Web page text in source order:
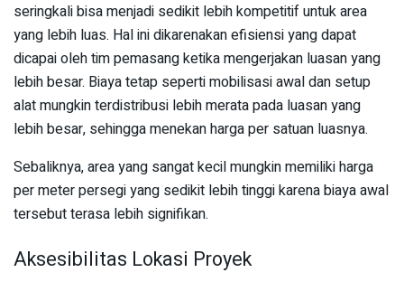
seringkali bisa menjadi sedikit lebih kompetitif untuk area
yang lebih luas. Hal ini dikarenakan efisiensi yang dapat
dicapai oleh tim pemasang ketika mengerjakan luasan yang
lebih besar. Biaya tetap seperti mobilisasi awal dan setup
alat mungkin terdistribusi lebih merata pada luasan yang
lebih besar, sehingga menekan harga per satuan luasnya.
Sebaliknya, area yang sangat kecil mungkin memiliki harga
per meter persegi yang sedikit lebih tinggi karena biaya awal
tersebut terasa lebih signifikan.
Aksesibilitas Lokasi Proyek